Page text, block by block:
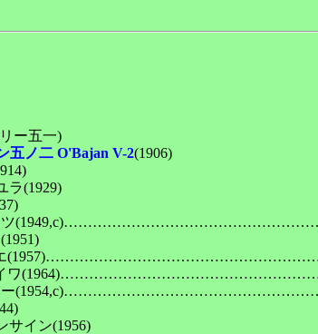
ー五一)
五ノ二 O'Bajan V-2(1906)
(1929)
ツ
エ
イワ
オー
イン(1956)